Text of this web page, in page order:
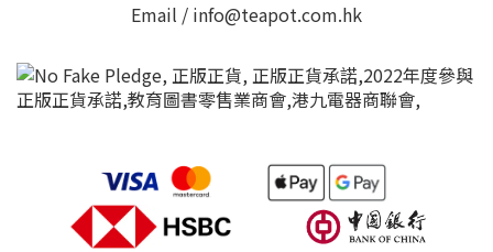
Email / info@teapot.com.hk